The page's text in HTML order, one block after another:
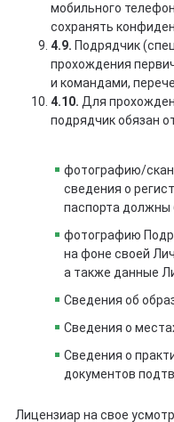
мобильного
сохранять
4.9. Подрядчик
прохождения
и командами,
4.10. Для
подрядчик обязан
фотографию/
сведения о
паспорта должны
фотографию
на фоне своей
а также данные
Сведения об
Сведения о
Сведения о
документов
Лицензиар на свое